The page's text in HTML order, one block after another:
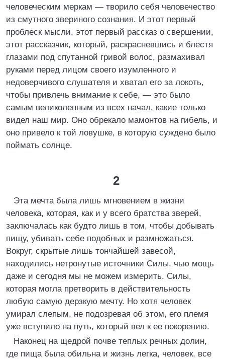
человеческим меркам — творило себя человечество
из смутного звериного сознания. И этот первый
проблеск мысли, этот первый рассказ о свершении,
этот рассказчик, который, раскрасневшись и блестя
глазами под спутанной гривой волос, размахивал
руками перед лицом своего изумленного и
недоверчивого слушателя и хватал его за локоть,
чтобы привлечь внимание к себе, — это было
самым великолепным из всех начал, какие только
видел наш мир. Оно обрекало мамонтов на гибель, и
оно привело к той ловушке, в которую суждено было
поймать солнце.
2
Эта мечта была лишь мгновением в жизни
человека, которая, как и у всего братства зверей,
заключалась как будто лишь в том, чтобы добывать
пищу, убивать себе подобных и размножаться.
Вокруг, скрытые лишь тончайшей завесой,
находились нетронутые источники Силы, чью мощь
даже и сегодня мы не можем измерить. Силы,
которая могла претворить в действительность
любую самую дерзкую мечту. Но хотя человек
умирал слепым, не подозревая об этом, его племя
уже вступило на путь, который вел к ее покорению.
Наконец на щедрой почве теплых речных долин,
где пища была обильна и жизнь легка, человек, все